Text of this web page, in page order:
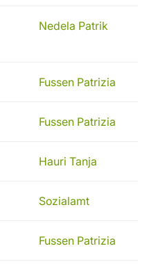
Nedela Patrik
Fussen Patrizia
Fussen Patrizia
Hauri Tanja
Sozialamt
Fussen Patrizia